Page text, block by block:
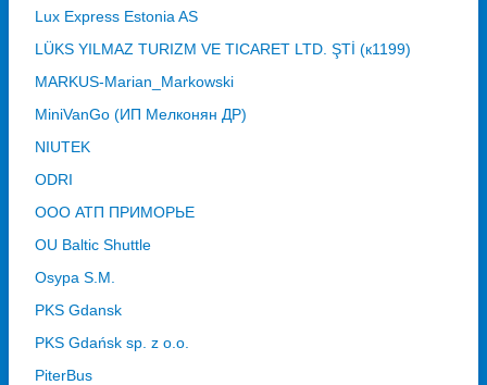
Lux Express Estonia AS
LÜKS YILMAZ TURIZM VE TICARET LTD. ŞTİ (к1199)
MARKUS-Marian_Markowski
MiniVanGo (ИП Мелконян ДР)
NIUTEK
ODRI
OOO АТП ПРИМОРЬЕ
OU Baltic Shuttle
Osypa S.M.
PKS Gdansk
PKS Gdańsk sp. z o.o.
PiterBus